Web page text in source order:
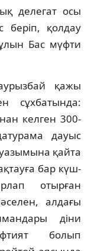
делегат осы
беріп, қолдау
Бас мүфти
қажы
сұхбатында:
келген 300-
дауыс
қайта
бар күш-
отырған
алдағы
діни
болып